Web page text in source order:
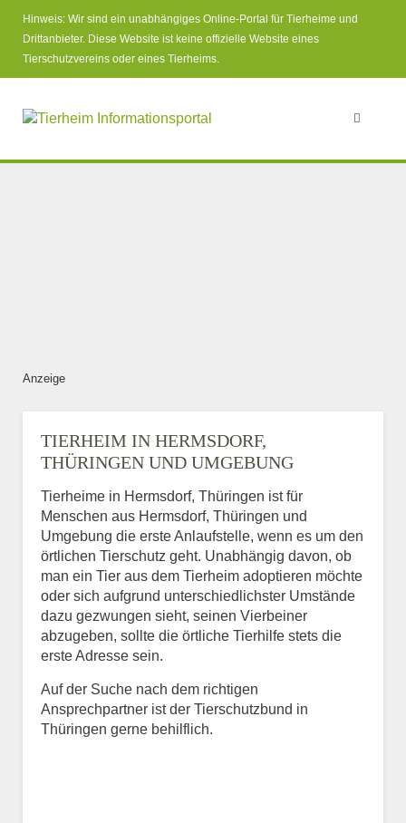
Hinweis: Wir sind ein unabhängiges Online-Portal für Tierheime und
Drittanbieter. Diese Website ist keine offizielle Website eines
Tierschutzvereins oder eines Tierheims.
Anzeige
TIERHEIM IN HERMSDORF,
THÜRINGEN UND UMGEBUNG
Tierheime in Hermsdorf, Thüringen ist für
Menschen aus Hermsdorf, Thüringen und
Umgebung die erste Anlaufstelle, wenn es um den
örtlichen Tierschutz geht. Unabhängig davon, ob
man ein Tier aus dem Tierheim adoptieren möchte
oder sich aufgrund unterschiedlichster Umstände
dazu gezwungen sieht, seinen Vierbeiner
abzugeben, sollte die örtliche Tierhilfe stets die
erste Adresse sein.
Auf der Suche nach dem richtigen
Ansprechpartner ist der Tierschutzbund in
Thüringen gerne behilflich.